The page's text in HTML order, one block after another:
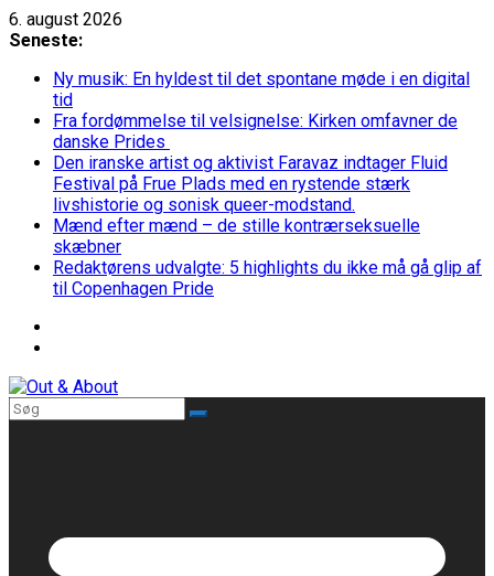
Skip
to
6. august 2026
Seneste:
Ny musik: En hyldest til det spontane møde i en digital
tid
Fra fordømmelse til velsignelse: Kirken omfavner de
danske Prides
Den iranske artist og aktivist Faravaz indtager Fluid
Festival på Frue Plads med en rystende stærk
livshistorie og sonisk queer-modstand.
Mænd efter mænd – de stille kontrærseksuelle
skæbner
Redaktørens udvalgte: 5 highlights du ikke må gå glip af
til Copenhagen Pride